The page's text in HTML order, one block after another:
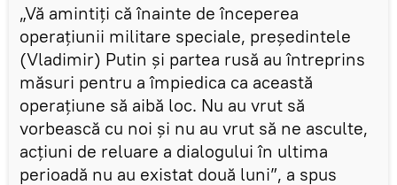
„Vă amintiți că înainte de începerea
operațiunii militare speciale, președintele
(Vladimir) Putin și partea rusă au întreprins
măsuri pentru a împiedica ca această
operațiune să aibă loc. Nu au vrut să
vorbească cu noi și nu au vrut să ne asculte,
acțiuni de reluare a dialogului în ultima
perioadă nu au existat două luni”, a spus